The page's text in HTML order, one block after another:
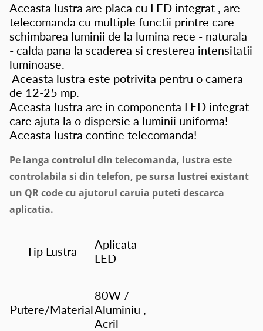
Aceasta lustra are placa cu LED integrat , are
telecomanda cu multiple functii printre care
schimbarea luminii de la lumina rece - naturala
- calda pana la scaderea si cresterea intensitatii
luminoase.
Aceasta lustra este potrivita pentru o camera
de 12-25 mp.
Aceasta lustra are in componenta LED integrat
care ajuta la o dispersie a luminii uniforma!
Aceasta lustra contine telecomanda!
Pe langa controlul din telecomanda, lustra este
controlabila si din telefon, pe sursa lustrei existant
un QR code cu ajutorul caruia puteti descarca
aplicatia.
Tip Lustra
Aplicata
LED
Putere/Material
80W /
Aluminiu ,
Acril